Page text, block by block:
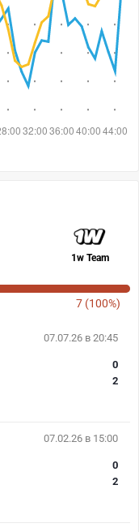
1w Team
7 (100%)
07.07.26 в 20:45
0
2
07.02.26 в 15:00
0
2